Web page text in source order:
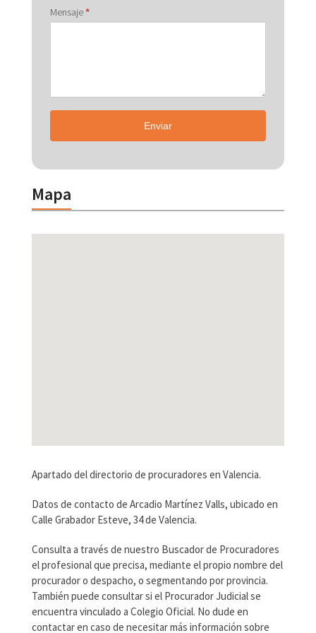
Mensaje*
Enviar
Mapa
Apartado del directorio de procuradores en Valencia.
Datos de contacto de Arcadio Martínez Valls, ubicado en
Calle Grabador Esteve, 34 de Valencia.
Consulta a través de nuestro Buscador de Procuradores
el profesional que precisa, mediante el propio nombre del
procurador o despacho, o segmentando por provincia.
También puede consultar si el Procurador Judicial se
encuentra vinculado a Colegio Oficial. No dude en
contactar en caso de necesitar más información sobre